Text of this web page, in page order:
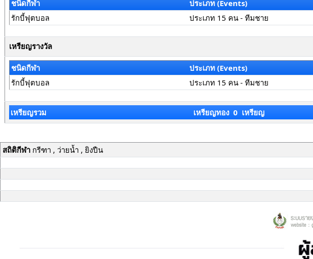
ชนิดกีฬา
ประเภท (Events)
รักบี้ฟุตบอล
ประเภท 15 คน - ทีมชาย
เหรียญรางวัล
ชนิดกีฬา ประเภท (Events)
รักบี้ฟุตบอล
ประเภท 15 คน - ทีมชาย
เหรียญรวม เหรียญทอง 0 เหรียญ
สถิติกีฬากรีฑา , ว่ายน้ำ , ยิงปืน